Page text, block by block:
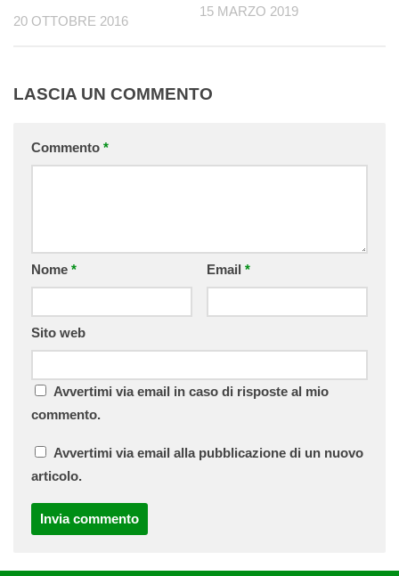
20 OTTOBRE 2016
15 MARZO 2019
LASCIA UN COMMENTO
Commento *
Nome * Email *
Sito web
Avvertimi via email in caso di risposte al mio
commento.
Avvertimi via email alla pubblicazione di un nuovo
articolo.